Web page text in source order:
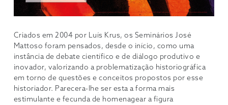
Criados em 2004 por Luís Krus, os Seminários José
Mattoso foram pensados, desde o início, como uma
instância de debate científico e de diálogo produtivo e
inovador, valorizando a problematização historiográfica
em torno de questões e conceitos propostos por esse
historiador. Parecera-lhe ser esta a forma mais
estimulante e fecunda de homenagear a figura